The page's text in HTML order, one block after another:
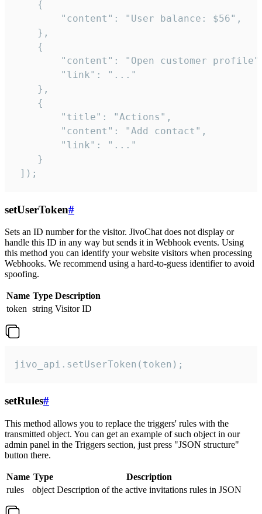
    {
        "content": "User balance: $56",
    },
    {
"content": "Open customer
        "link": "..."
    },
    {
        "title": "Actions",
        "content": "Add contact",
        "link": "..."
    }
]);
setUserToken#
Sets an ID number for the visitor. JivoChat does not display or
handle this ID in any way but sends it in Webhook events. Using
this method you can identify your website visitors when processing
Webhooks. We recommend using a hard-to-guess identifier to avoid
spoofing.
Name Type Description
token string Visitor ID
jivo_api.setUserToken(token);
setRules#
This method allows you to replace the triggers' rules with the
transmitted object. You can get an example of such object in our
admin panel in the Triggers section, just press "JSON structure"
button there.
Name Type
Description
rules
object Description of the active invitations rules in JSON